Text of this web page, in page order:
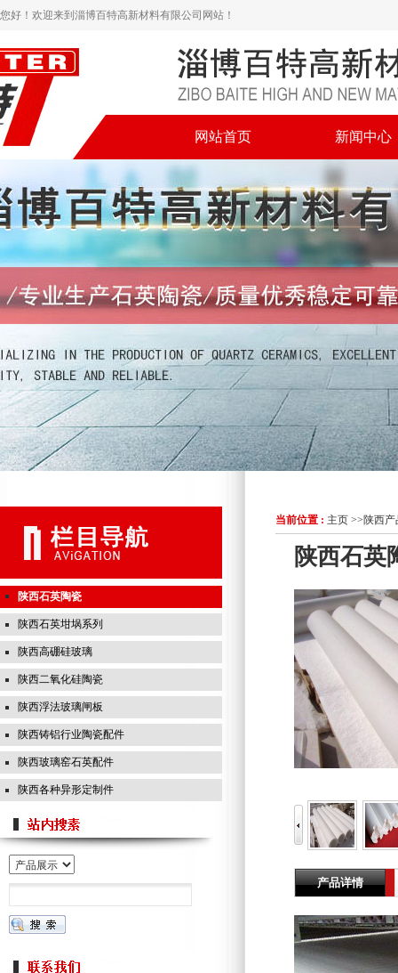
您好！欢迎来到淄博百特高新材料有限公司网站！
网站首页 新闻中心
当前位置 : 主页 >>陕西
陕西石英
产品详情
陕西石英陶瓷
陕西石英坩埚系列
陕西高硼硅玻璃
陕西二氧化硅陶瓷
陕西浮法玻璃闸板
陕西铸铝行业陶瓷配件
陕西玻璃窑石英配件
陕西各种异形定制件